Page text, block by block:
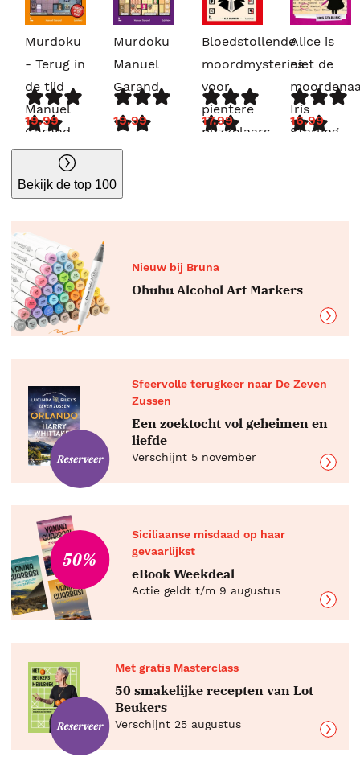
Murdoku
- Terug in
de tijd
Manuel
Garand
19.99
Murdoku
Manuel
Garand
19.99
Bloedstollende
moordmysteries
voor
pientere
puzzelaars
17.99
Alice is
niet de
Iris
Starling
16.99
Bekijk de top 100
Nieuw bij Bruna
Ohuhu Alcohol Art Markers
Sfeervolle terugkeer naar De Zeven
Zussen
Een zoektocht vol geheimen en
liefde
Verschijnt 5 november
50%
Siciliaanse misdaad op haar
gevaarlijkst
eBook Weekdeal
Actie geldt t/m 9 augustus
Met gratis Masterclass
50 smakelijke recepten van Lot
Beukers
Verschijnt 25 augustus